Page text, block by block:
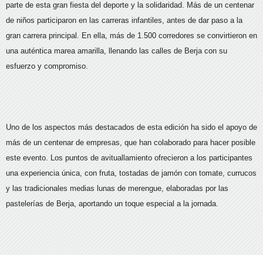
parte de esta gran fiesta del deporte y la solidaridad. Más de un centenar
de niños participaron en las carreras infantiles, antes de dar paso a la
gran carrera principal. En ella, más de 1.500 corredores se convirtieron en
una auténtica marea amarilla, llenando las calles de Berja con su
esfuerzo y compromiso.
Uno de los aspectos más destacados de esta edición ha sido el apoyo de
más de un centenar de empresas, que han colaborado para hacer posible
este evento. Los puntos de avituallamiento ofrecieron a los participantes
una experiencia única, con fruta, tostadas de jamón con tomate, currucos
y las tradicionales medias lunas de merengue, elaboradas por las
pastelerías de Berja, aportando un toque especial a la jornada.